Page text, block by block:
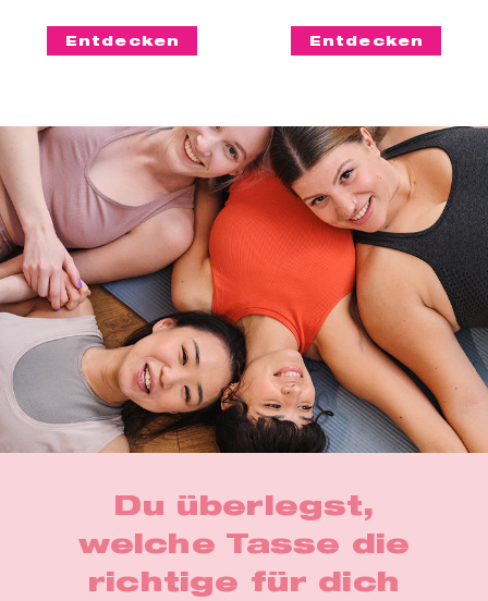
Entdecken Entdecken
Du überlegst,
welche Tasse die
richtige für dich